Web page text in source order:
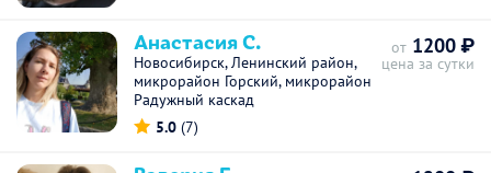
Анастасия С.
Новосибирск, Ленинский район,
микрорайон Горский, микрорайон
Радужный каскад
5.0 (7)
от 1200 ₽
цена за сутки